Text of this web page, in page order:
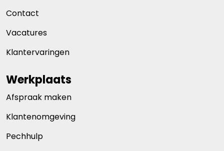
Contact
Vacatures
Klantervaringen
Werkplaats
Afspraak maken
Klantenomgeving
Pechhulp